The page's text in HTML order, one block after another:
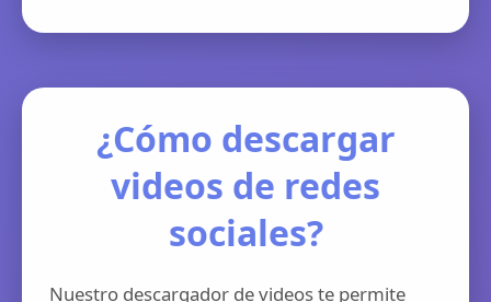
¿Cómo descargar
videos de redes
sociales?
Nuestro descargador de videos te permite